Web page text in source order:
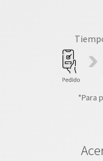
*Para